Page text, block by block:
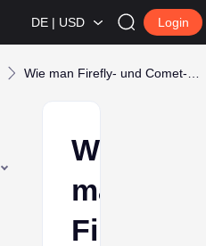
DE | USD Login
Wie
man
Firefly-